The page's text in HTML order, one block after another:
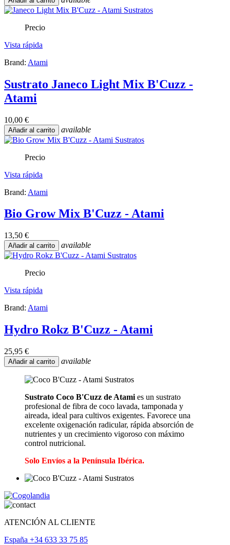
Precio
Vista rápida
Brand: Atami
Sustrato Janeco Light Mix B'Cuzz -
Atami
10,00 €
Añadir al carrito available
Precio
Vista rápida
Brand: Atami
Bio Grow Mix B'Cuzz - Atami
13,50 €
Añadir al carrito available
Precio
Vista rápida
Brand: Atami
Hydro Rokz B'Cuzz - Atami
25,95 €
Añadir al carrito available
Sustrato Coco B'Cuzz de Atami es un sustrato
profesional de fibra de coco lavada, tamponada y
aireada, ideal para cultivos exigentes. Favorece una
excelente oxigenación radicular, rápida absorción de
nutrientes y un crecimiento vigoroso con máximo
control nutricional.
Solo Envíos a la Península Ibérica.
ATENCIÓN AL CLIENTE
España +34 633 33 75 85